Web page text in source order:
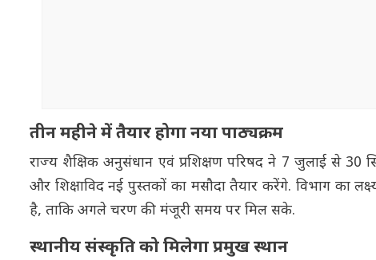
तीन महीने में तैयार होगा नया पाठ्यक्रम
राज्य शैक्षिक अनुसंधान एवं प्रशिक्षण परिषद ने 7 जुलाई से 30
और शिक्षाविद नई पुस्तकों का मसौदा तैयार करेंगे. विभाग का
है, ताकि अगले चरण की मंजूरी समय पर मिल सके.
स्थानीय संस्कृति को मिलेगा प्रमुख स्थान